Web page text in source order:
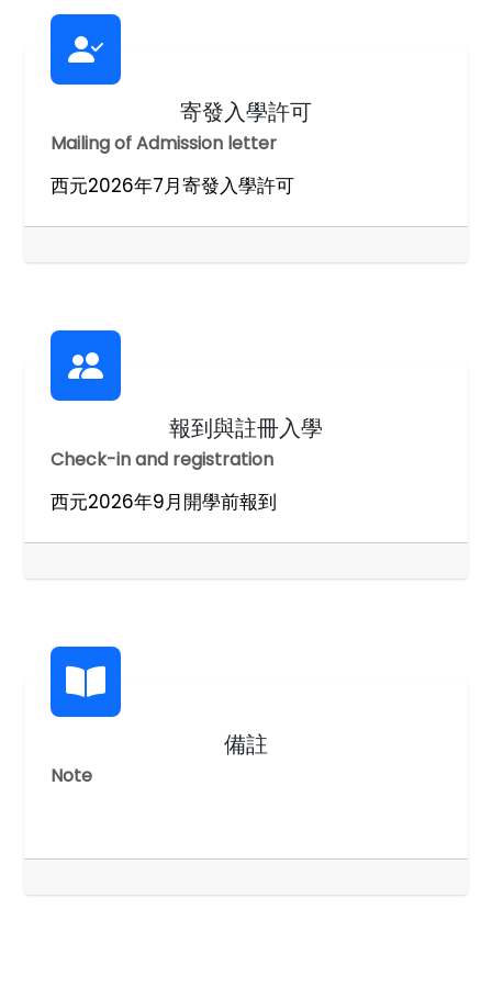
寄發入學許可
Mailing of Admission letter
西元2026年7月寄發入學許可
報到與註冊入學
Check-in and registration
西元2026年9月開學前報到
備註
Note